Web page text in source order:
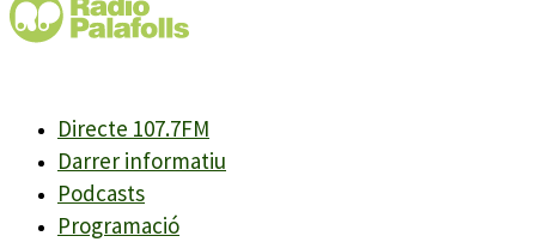
Directe 107.7FM
Darrer informatiu
Podcasts
Programació